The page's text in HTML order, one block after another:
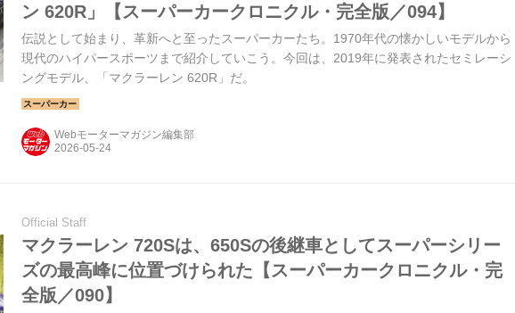
ン 620R」【スーパーカークロニクル・完全版／094】
伝説として始まり、革新へと至ったスーパーカーたち。1970年代の懐かしいモデルから
現代のハイパースポーツまで紹介していこう。今回は、2019年に発表されたセミレーシ
ングモデル、「マクラーレン 620R」だ。
Webモーターマガジン編集部
Official Staff
マクラーレン 720Sは、650Sの後継車としてスーパーシリー
ズの最高峰に位置づけられた【スーパーカークロニクル・完
全版／090】